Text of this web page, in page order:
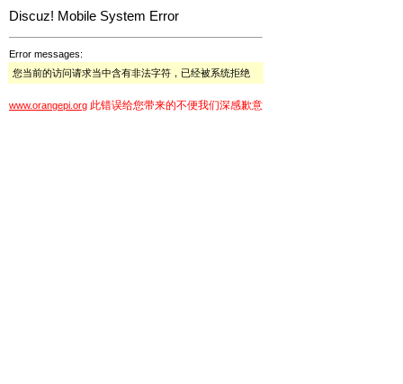
Discuz! Mobile System Error
Error messages:
您当前的访问请求当中含有非法字符，已经被系统拒绝
www.orangepi.org 此错误给您带来的不便我们深感歉意